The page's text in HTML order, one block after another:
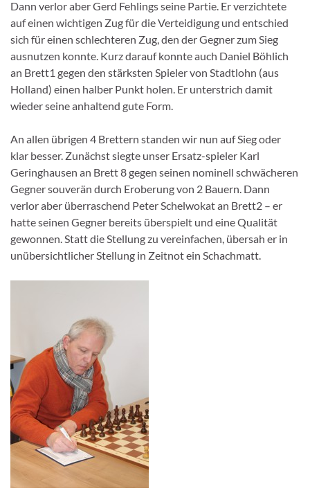
Dann verlor aber Gerd Fehlings seine Partie. Er verzichtete
auf einen wichtigen Zug für die Verteidigung und entschied
sich für einen schlechteren Zug, den der Gegner zum Sieg
ausnutzen konnte. Kurz darauf konnte auch Daniel Böhlich
an Brett1 gegen den stärksten Spieler von Stadtlohn (aus
Holland) einen halber Punkt holen. Er unterstrich damit
wieder seine anhaltend gute Form.
An allen übrigen 4 Brettern standen wir nun auf Sieg oder
klar besser. Zunächst siegte unser Ersatz-spieler Karl
Geringhausen an Brett 8 gegen seinen nominell schwächeren
Gegner souverän durch Eroberung von 2 Bauern. Dann
verlor aber überraschend Peter Schelwokat an Brett2 – er
hatte seinen Gegner bereits überspielt und eine Qualität
gewonnen. Statt die Stellung zu vereinfachen, übersah er in
unübersichtlicher Stellung in Zeitnot ein Schachmatt.